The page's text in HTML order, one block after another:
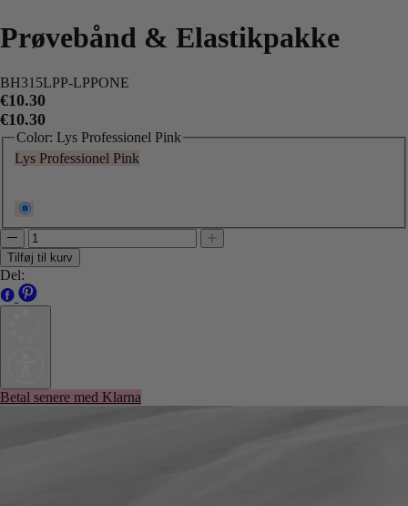
Prøvebånd & Elastikpakke
BH315LPP-LPPONE
€10.30
€10.30
Color: Lys Professionel Pink
Lys Professionel Pink
Tilføj til kurv
Del:
Betal senere med Klarna